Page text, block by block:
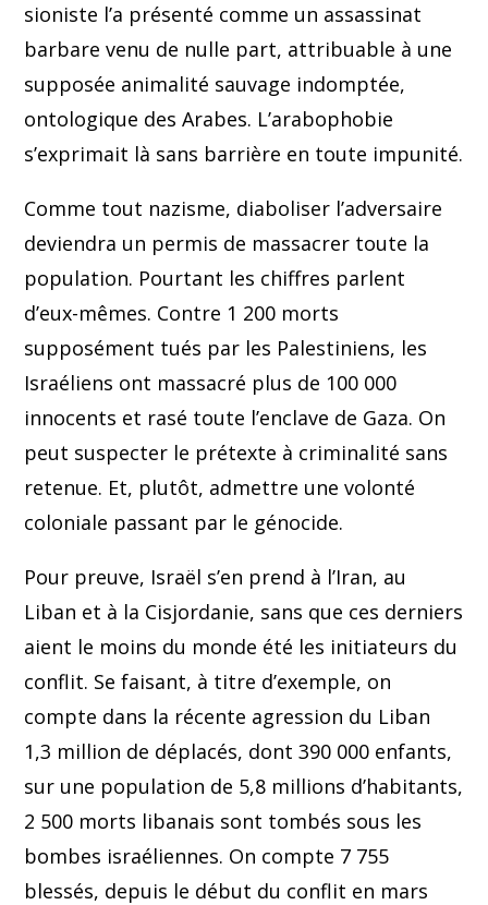
sioniste l’a présenté comme un assassinat
barbare venu de nulle part, attribuable à une
supposée animalité sauvage indomptée,
ontologique des Arabes. L’arabophobie
s’exprimait là sans barrière en toute impunité.
Comme tout nazisme, diaboliser l’adversaire
deviendra un permis de massacrer toute la
population. Pourtant les chiffres parlent
d’eux-mêmes. Contre 1 200 morts
supposément tués par les Palestiniens, les
Israéliens ont massacré plus de 100 000
innocents et rasé toute l’enclave de Gaza. On
peut suspecter le prétexte à criminalité sans
retenue. Et, plutôt, admettre une volonté
coloniale passant par le génocide.
Pour preuve, Israël s’en prend à l’Iran, au
Liban et à la Cisjordanie, sans que ces derniers
aient le moins du monde été les initiateurs du
conflit. Se faisant, à titre d’exemple, on
compte dans la récente agression du Liban
1,3 million de déplacés, dont 390 000 enfants,
sur une population de 5,8 millions d’habitants,
2 500 morts libanais sont tombés sous les
bombes israéliennes. On compte 7 755
blessés, depuis le début du conflit en mars